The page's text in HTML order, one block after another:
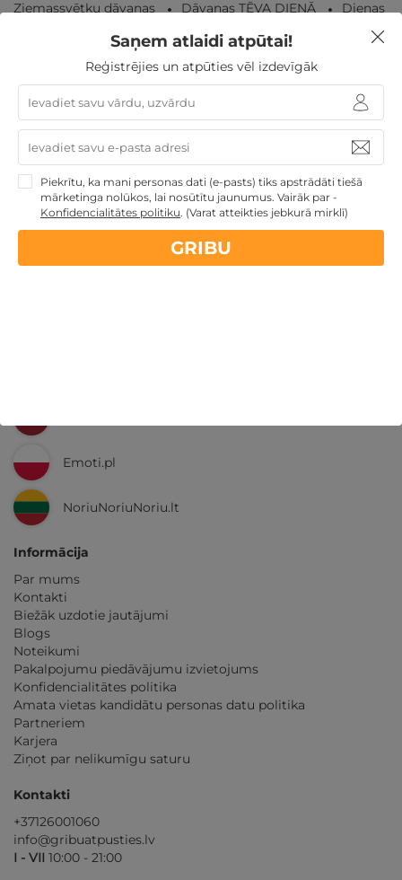
Ziemassvētku dāvanas Dāvanas TĒVA DIENĀ
Dienas
pirktākās dāvanas
Dāvanas Mātes dienā
Atpūta Latvijā
Nekādasapkalpošanas un administrācijas maksas
14 dienunaudas atmaksas garantija
Kvalitatīva klientu apkalpošana
Emoti.pl
NoriuNoriuNoriu.lt
Informācija
Par mums
Kontakti
Biežāk uzdotie jautājumi
Blogs
Noteikumi
Pakalpojumu piedāvājumu izvietojums
Konfidencialitātes politika
Amata vietas kandidātu personas datu politika
Partneriem
Karjera
Ziņot par nelikumīgu saturu
Kontakti
+37126001060
info@gribuatpusties.lv
I - VII 10:00 - 21:00
Saņem atlaidi atpūtai!
Reģistrējies un atpūties vēl izdevīgāk
Piekrītu, ka mani personas dati (e-pasts) tiks apstrādāti tiešā
mārketinga nolūkos, lai nosūtītu jaunumus. Vairāk par -
Konfidencialitātes politiku. (Varat atteikties jebkurā mirklī)
GRIBU